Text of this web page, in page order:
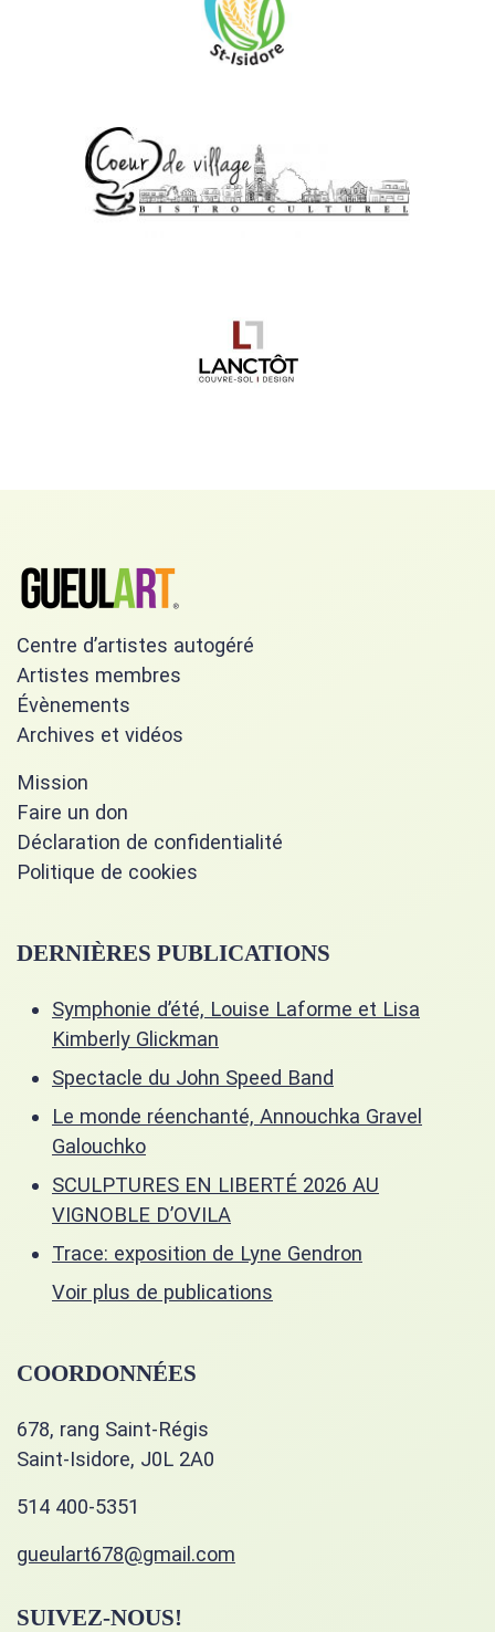
Centre d’artistes autogéré
Artistes membres
Évènements
Archives et vidéos
Mission
Faire un don
Déclaration de confidentialité
Politique de cookies
DERNIÈRES PUBLICATIONS
Symphonie d’été, Louise Laforme et Lisa
Kimberly Glickman
Spectacle du John Speed Band
Le monde réenchanté, Annouchka Gravel
Galouchko
SCULPTURES EN LIBERTÉ 2026 AU
VIGNOBLE D’OVILA
Trace: exposition de Lyne Gendron
Voir plus de publications
COORDONNÉES
678, rang Saint-Régis
Saint-Isidore, J0L 2A0
514 400-5351
gueulart678@gmail.com
SUIVEZ-NOUS!